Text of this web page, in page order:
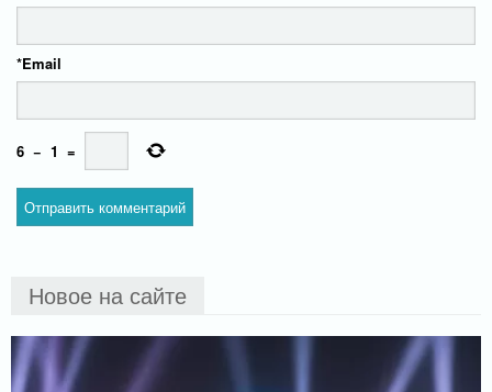
Email
*
6 − 1 =
Новое на сайте